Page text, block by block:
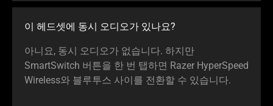
이 헤드셋에 동시 오디오가 있나요?
아니요, 동시 오디오가 없습니다. 하지만
SmartSwitch 버튼을 한 번 탭하면 Razer HyperSpeed
Wireless와 블루투스 사이를 전환할 수 있습니다.